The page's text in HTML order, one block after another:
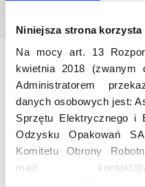
Niniejsza strona
Na mocy art. 13
kwietnia 2018 (zwanym
Administratorem
danych osobowych jest:
Sprzętu Elektrycznego i
Odzysku Opakowań
Komitetu Obrony
mail: